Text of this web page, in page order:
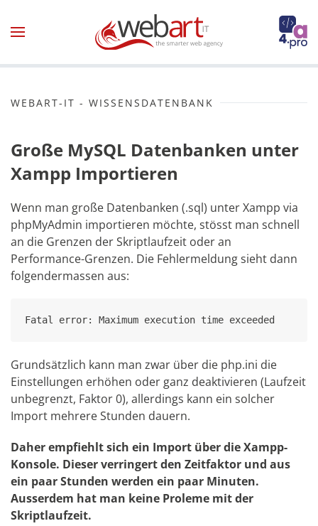
Zum Hauptinhalt springen
WEBART-IT - WISSENSDATENBANK
Große MySQL Datenbanken unter
Xampp Importieren
Wenn man große Datenbanken (.sql) unter Xampp via
phpMyAdmin importieren möchte, stösst man schnell
an die Grenzen der Skriptlaufzeit oder an
Performance-Grenzen. Die Fehlermeldung sieht dann
folgendermassen aus:
Fatal error: Maximum execution time exceeded
Grundsätzlich kann man zwar über die php.ini die
Einstellungen erhöhen oder ganz deaktivieren (Laufzeit
unbegrenzt, Faktor 0), allerdings kann ein solcher
Import mehrere Stunden dauern.
Daher empfiehlt sich ein Import über die Xampp-
Konsole. Dieser verringert den Zeitfaktor und aus
ein paar Stunden werden ein paar Minuten.
Ausserdem hat man keine Proleme mit der
Skriptlaufzeit.